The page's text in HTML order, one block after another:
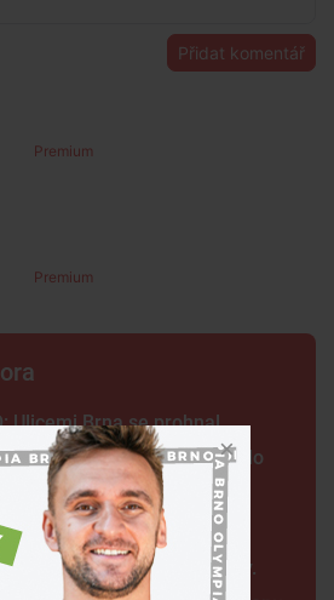
Přidat komentář
Premium
Premium
Ulicemi Brna se prohnal
průvod. Lidi přenesl do
Brazílie
pacientka u svaté Anny.